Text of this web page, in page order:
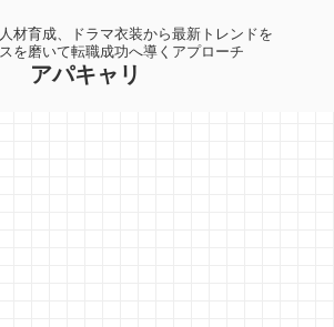
材育成、ドラマ衣装から最新トレンドを
を磨いて転職成功へ導くアプローチ
アパキャリ